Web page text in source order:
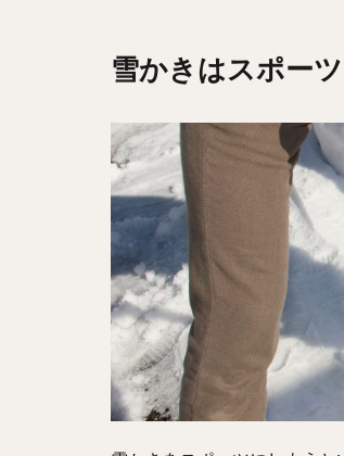
雪かきはスポー